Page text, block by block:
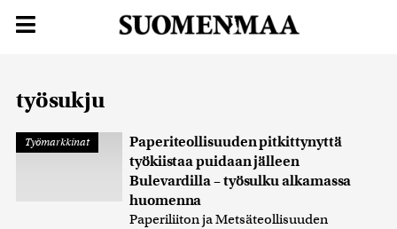
työsukju
Työmarkkinat
Paperiteollisuuden pitkittynyttä
työkiistaa puidaan jälleen
Bulevardilla – työsulku alkamassa
huomenna
Paperiliiton ja Metsäteollisuuden